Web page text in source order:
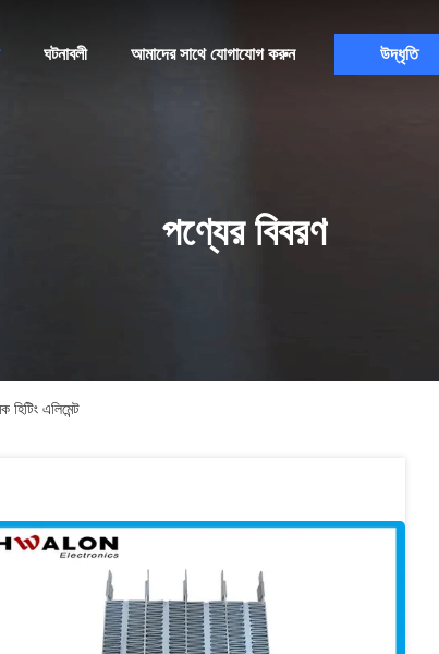
ঘটনাবলী আমাদের সাথে যোগাযোগ করুন উদ্ধৃতি
পণ্যের বিবরণ
হিটিং এলিমেন্ট